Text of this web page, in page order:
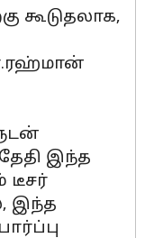
கூடுதலாக,
இந்த
டீசர்
இந்த